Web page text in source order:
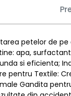
petelor de
apa,
si eficienta;
pentru Textile:
Gandita